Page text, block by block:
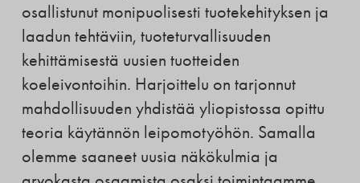
osallistunut monipuolisesti tuotekehityksen ja
laadun tehtäviin, tuoteturvallisuuden
kehittämisestä uusien tuotteiden
koeleivontoihin. Harjoittelu on tarjonnut
mahdollisuuden yhdistää yliopistossa opittu
teoria käytännön leipomotyöhön. Samalla
olemme saaneet uusia näkökulmia ja